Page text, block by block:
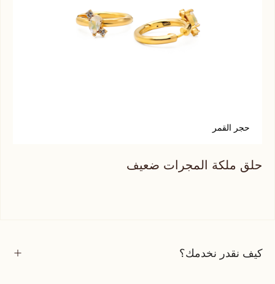
حجر القمر
حلق ملكة المجرات ضعيف
كيف نقدر نخدمك؟